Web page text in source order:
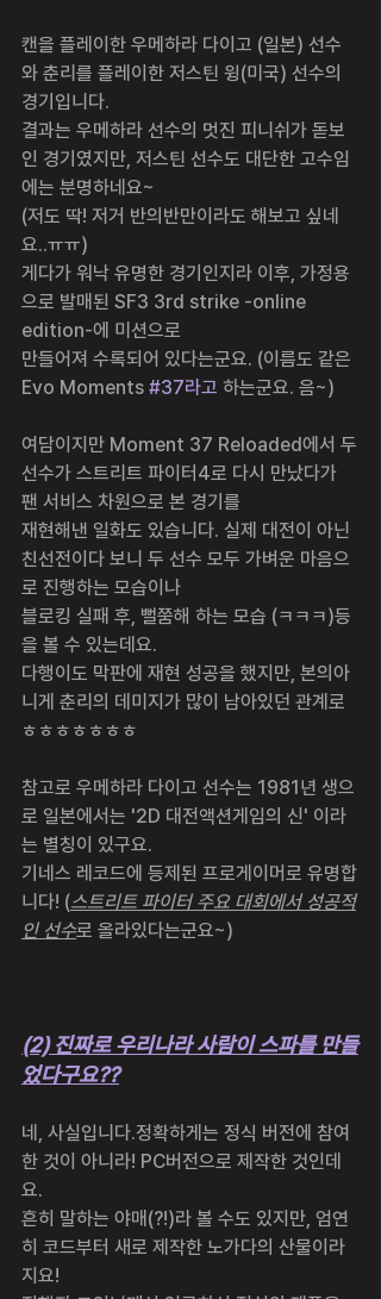
캔을 플레이한 우메하라 다이고 (일본) 선수
와 춘리를 플레이한 저스틴 윙(미국) 선수의
경기입니다.
결과는 우메하라 선수의 멋진 피니쉬가 돋보
인 경기였지만, 저스틴 선수도 대단한 고수임
에는 분명하네요~
(저도 딱! 저거 반의반만이라도 해보고 싶네
요..ㅠㅠ)
게다가 워낙 유명한 경기인지라 이후, 가정용
으로 발매된 SF3 3rd strike -online
edition-에 미션으로
만들어져 수록되어 있다는군요. (이름도 같은
Evo Moments #37라고 하는군요. 음~)
여담이지만 Moment 37 Reloaded에서 두
선수가 스트리트 파이터4로 다시 만났다가
팬 서비스 차원으로 본 경기를
재현해낸 일화도 있습니다. 실제 대전이 아닌
친선전이다 보니 두 선수 모두 가벼운 마음으
로 진행하는 모습이나
블로킹 실패 후, 뻘쭘해 하는 모습 (ㅋㅋㅋ)등
을 볼 수 있는데요.
다행이도 막판에 재현 성공을 했지만, 본의아
니게 춘리의 데미지가 많이 남아있던 관계로
ㅎㅎㅎㅎㅎㅎㅎ
참고로 우메하라 다이고 선수는 1981년 생으
로 일본에서는 '2D 대전액션게임의 신' 이라
는 별칭이 있구요.
기네스 레코드에 등제된 프로게이머로 유명합
니다! (스트리트 파이터 주요 대회에서 성공적
인 선수로 올라있다는군요~)
(2) 진짜로 우리나라 사람이 스파를 만들
었다구요??
네, 사실입니다.정확하게는 정식 버전에 참여
한 것이 아니라! PC버전으로 제작한 것인데
요.
흔히 말하는 야매(?!)라 볼 수도 있지만, 엄연
히 코드부터 새로 제작한 노가다의 산물이라
지요!